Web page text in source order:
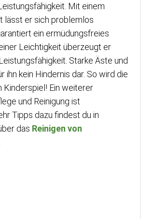
Mit einem
lässt er sich problemlos
ein ermüdungsfreies
Leichtigkeit überzeugt er
Starke Äste und
ihn kein Hindernis dar. So wird die
Kinderspiel! Ein weiterer
und Reinigung ist
Tipps dazu findest du in
das Reinigen von